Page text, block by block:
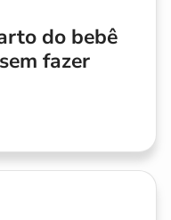
do bebê
fazer